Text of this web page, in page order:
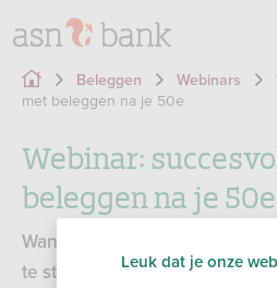
Beleggen Webinars
met beleggen na je 50e
Webinar:
beleggen na je 50e
Wanneer is het verstandig
te starten met beleggen? In dit
Leuk dat je onze